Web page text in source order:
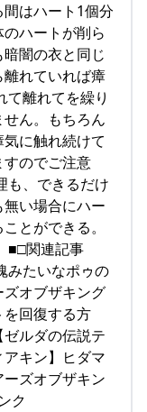
はハート1個分
ハートが削ら
闇の衣と同じ
れていれば瘴
て離れてを繰り
ん。もちろん
に触れ続けて
のでご注意
も、できるだけ
い場合にハー
とができる。
■□関連記事
みたいなポゥの
オブザキング
回復する方
ルダの伝説テ
キン】ヒダマ
ズオブザキン
ク